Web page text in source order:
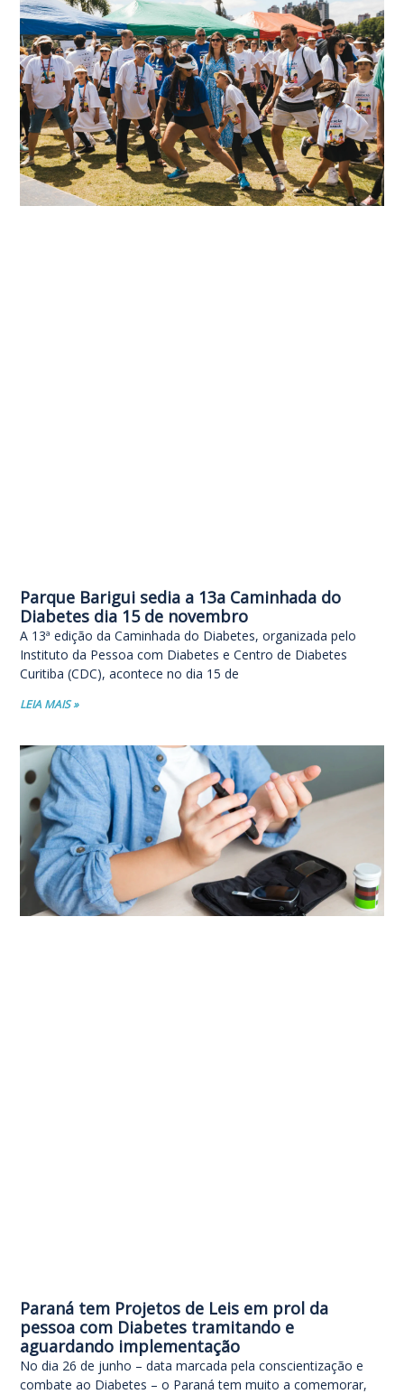
Parque Barigui sedia a 13a Caminhada do
Diabetes dia 15 de novembro
A 13ª edição da Caminhada do Diabetes, organizada pelo
Instituto da Pessoa com Diabetes e Centro de Diabetes
Curitiba (CDC), acontece no dia 15 de
LEIA MAIS »
Paraná tem Projetos de Leis em prol da
pessoa com Diabetes tramitando e
aguardando implementação
No dia 26 de junho – data marcada pela conscientização e
combate ao Diabetes – o Paraná tem muito a comemorar,